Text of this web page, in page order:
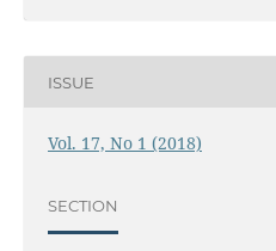
ISSUE
Vol. 17, No 1 (2018)
SECTION